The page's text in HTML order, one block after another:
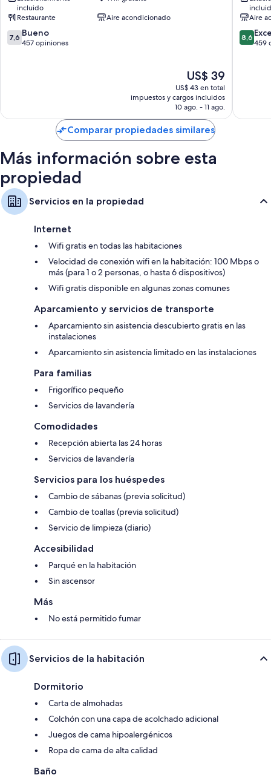
incluido
Restaurante
Aire acondicionado
7.6
de
7,6 Bueno
457 opiniones
El
precio
actual
es
de
US$ 39
US$ 39
US$ 43 en total
impuestos y cargos incluidos
10 ago. - 11 ago.
Aire
8.6
de
8,6
459
Comparar propiedades similares
Más información sobre esta
propiedad
Servicios en la propiedad
Internet
Wifi gratis en todas las habitaciones
Velocidad de conexión wifi en la habitación: 100 Mbps o
más (para 1 o 2 personas, o hasta 6 dispositivos)
Wifi gratis disponible en algunas zonas comunes
Aparcamiento y servicios de transporte
Aparcamiento sin asistencia descubierto gratis en las
instalaciones
Aparcamiento sin asistencia limitado en las instalaciones
Para familias
Frigorífico pequeño
Servicios de lavandería
Comodidades
Recepción abierta las 24 horas
Servicios de lavandería
Servicios para los huéspedes
Cambio de sábanas (previa solicitud)
Cambio de toallas (previa solicitud)
Servicio de limpieza (diario)
Accesibilidad
Parqué en la habitación
Sin ascensor
Más
No está permitido fumar
Servicios de la habitación
Dormitorio
Carta de almohadas
Colchón con una capa de acolchado adicional
Juegos de cama hipoalergénicos
Ropa de cama de alta calidad
Baño